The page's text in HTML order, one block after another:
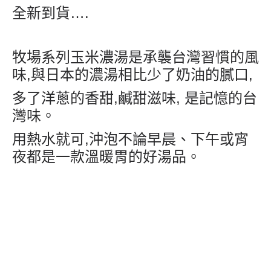
全新到貨….
牧場系列玉米濃湯是承襲台灣習慣的風
味,與日本的濃湯相比少了奶油的膩口,
多了洋蔥的香甜,鹹甜滋味, 是記憶的台
灣味。
用熱水就可,沖泡不論早晨、下午或宵
夜都是一款溫暖胃的好湯品。